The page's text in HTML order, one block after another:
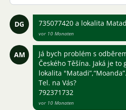
DG 735077420 a lokalita
vor 10 Monaten
AM
Já bych problém s
Českého Těšína. Jaká je to
lokalita
Tel. na Vás?
792371732
vor 10 Monaten